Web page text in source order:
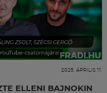
2025. ÁPRILIS 11.
ELLENI BAJNOKIN